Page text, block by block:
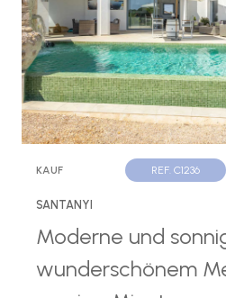
KAUF REF. C1236
SANTANYI
Moderne und
wunderschönem